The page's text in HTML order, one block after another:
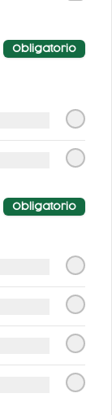
Obligatorio
Obligatorio